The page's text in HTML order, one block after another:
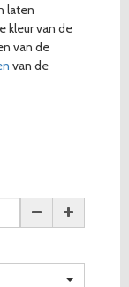
laten
kleur van de
van de
van de